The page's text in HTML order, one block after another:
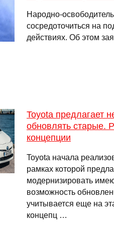
Народно-
сосредоточиться на
действиях. Об этом
Toyota предлагает
обновлять старые.
концепции
Toyota начала
рамках которой
модернизировать
возможность
учитывается еще на
концепц …